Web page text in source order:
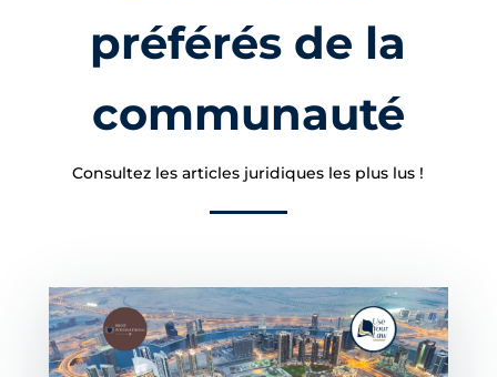
préférés de la
communauté
Consultez les articles juridiques les plus lus !